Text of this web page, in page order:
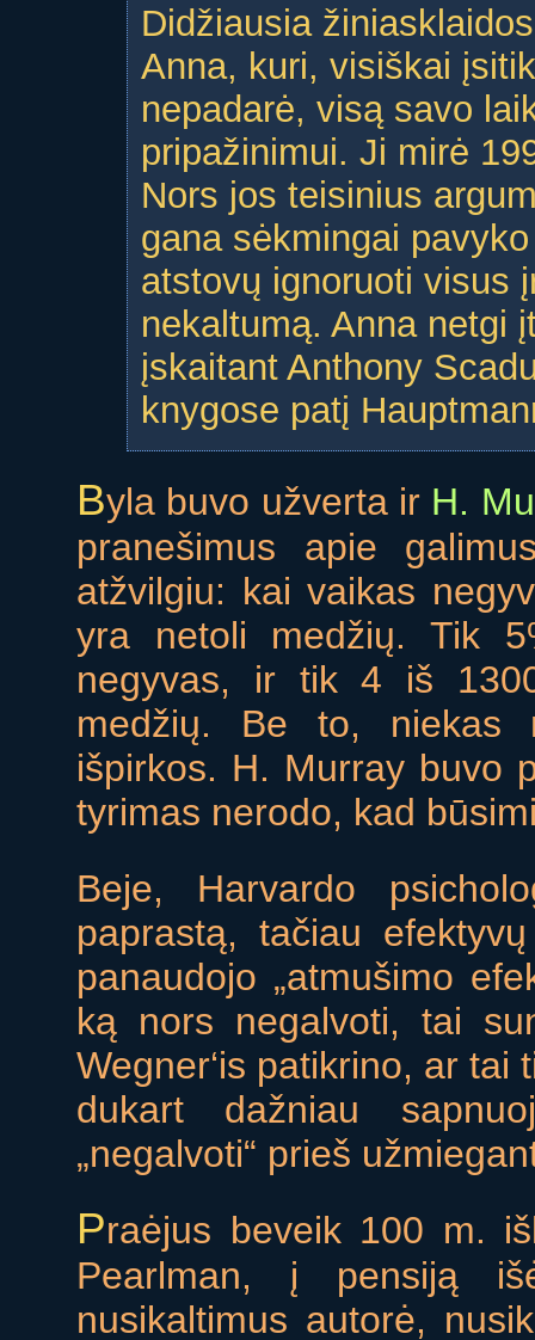
Didžiausia
Anna, kuri, visiškai
nepadarė, visą savo
pripažinimui. Ji mirė
Nors jos teisinius
gana sėkmingai
atstovų ignoruoti visus
nekaltumą. Anna netgi
įskaitant Anthony
knygose patį
Byla buvo užverta ir H.
pranešimus apie
atžvilgiu: kai vaikas
yra netoli medžių. Tik
negyvas, ir tik 4 iš
medžių. Be to, niekas
išpirkos. H. Murray buvo
tyrimas nerodo, kad
Beje, Harvardo
paprastą, tačiau
panaudojo „atmušimo
ką nors negalvoti, tai
Wegner‘is patikrino, ar
dukart dažniau
„negalvoti“ prieš
Praėjus beveik 100 m.
Pearlman, į pensiją
nusikaltimus autorė,